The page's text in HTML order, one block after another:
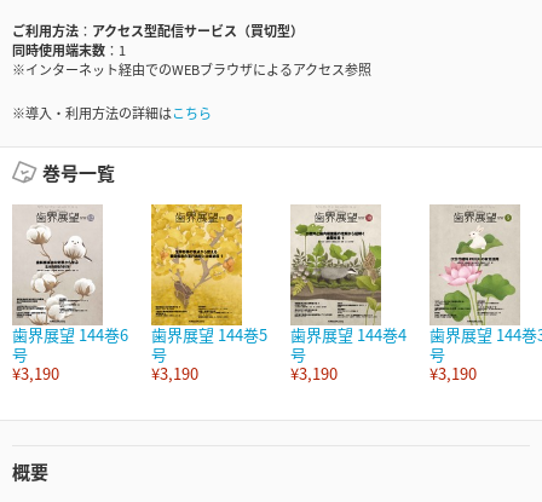
ご利用方法
アクセス型配信サービス（買切型）
同時使用端末数
1
※インターネット経由でのWEBブラウザによるアクセス参照
※導入・利用方法の詳細はこちら
巻号一覧
歯界展望 144巻6
号
¥3,190
歯界展望 144巻5
号
¥3,190
歯界展望 144巻4
号
¥3,190
歯界展望 144巻
号
¥3,190
概要